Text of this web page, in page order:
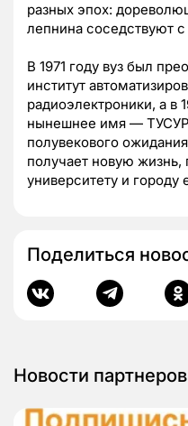
разных эпох:
лепнина соседствуют
В 1971 году вуз был
институт
радиоэлектроники, а в
нынешнее имя —
полувекового
получает новую жизнь,
университету и
Поделиться
Новости партнеров